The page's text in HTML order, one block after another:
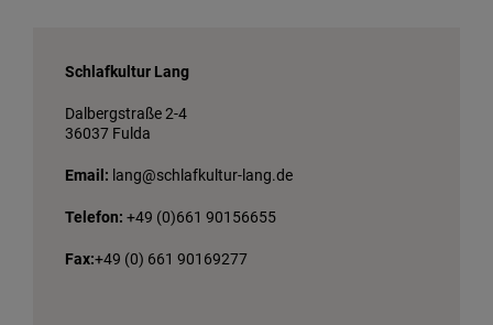
Schlafkultur Lang
Dalbergstraße 2-4
36037 Fulda
Email: lang@schlafkultur-lang.de
Telefon: +49 (0)661 90156655
Fax:+49 (0) 661 90169277